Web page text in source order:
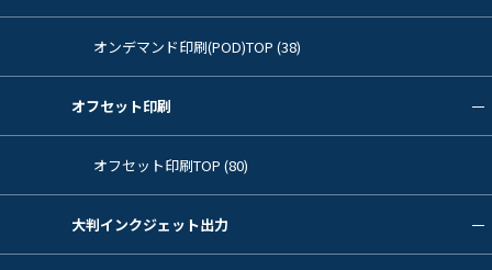
オンデマンド印刷(POD)TOP (38)
オフセット印刷
オフセット印刷TOP (80)
大判インクジェット出力